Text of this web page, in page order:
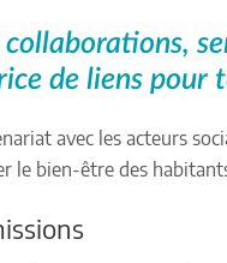
collaborations,
de liens pour
avec les acteurs
le bien-être des